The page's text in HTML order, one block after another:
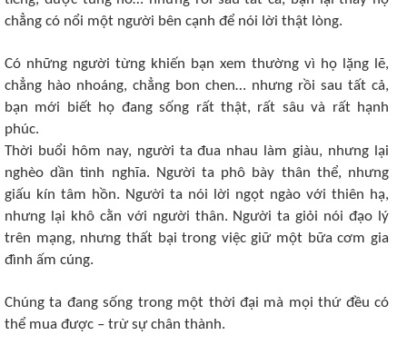
chẳng có nổi một người bên cạnh để nói lời thật lòng.
Có những người từng khiến bạn xem thường vì họ lặng lẽ,
chẳng hào nhoáng, chẳng bon chen… nhưng rồi sau tất cả,
bạn mới biết họ đang sống rất thật, rất sâu và rất hạnh
phúc.
Thời buổi hôm nay, người ta đua nhau làm giàu, nhưng lại
nghèo dần tình nghĩa. Người ta phô bày thân thể, nhưng
giấu kín tâm hồn. Người ta nói lời ngọt ngào với thiên hạ,
nhưng lại khô cằn với người thân. Người ta giỏi nói đạo lý
trên mạng, nhưng thất bại trong việc giữ một bữa cơm gia
đình ấm cúng.
Chúng ta đang sống trong một thời đại mà mọi thứ đều có
thể mua được – trừ sự chân thành.